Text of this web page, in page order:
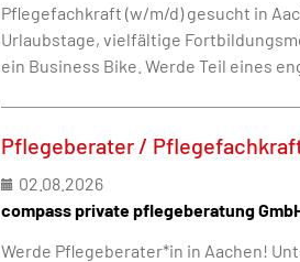
Pflegefachkraft (w/m/d) gesucht in
Urlaubstage, vielfältige
ein Business Bike. Werde Teil eines
Pflegeberater /
02.08.2026
compass private pflegeberatung
Werde Pflegeberater*in in Aachen!